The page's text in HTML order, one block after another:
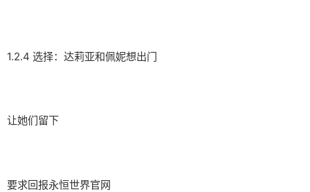
1.2.4 选择：达莉亚和佩妮想出门
让她们留下
要求回报永恒世界官网